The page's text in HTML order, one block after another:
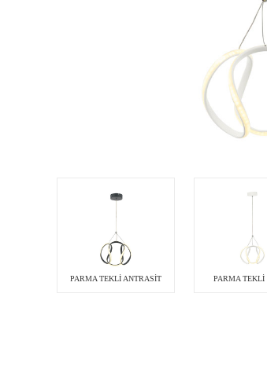
PARMA TEKLİ ANTRASİT PARMA TEKLİ